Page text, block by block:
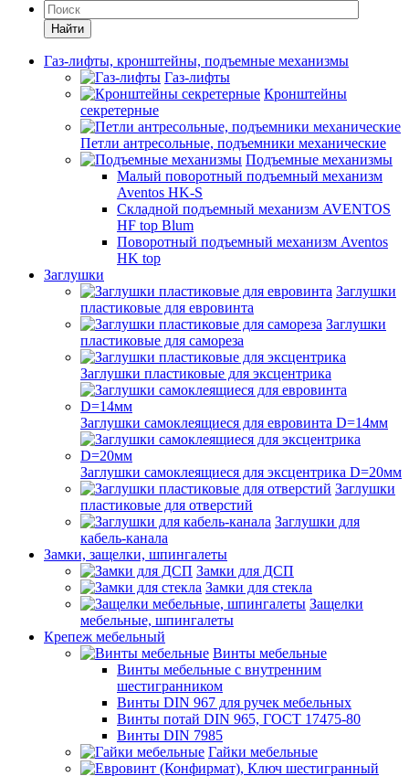
Найти
Газ-лифты, кронштейны, подъемные механизмы
Газ-лифты
Кронштейны
секретерные
Петли антресольные, подъемники механические
Подъемные механизмы
Малый поворотный подъемный механизм
Aventos HK-S
Складной подъемный механизм AVENTOS
HF top Blum
Поворотный подъемный механизм Aventos
HK top
Заглушки
Заглушки
пластиковые для евровинта
Заглушки
пластиковые для самореза
Заглушки пластиковые для эксцентрика
Заглушки самоклеящиеся для евровинта D=14мм
Заглушки самоклеящиеся для эксцентрика D=20мм
Заглушки
пластиковые для отверстий
Заглушки для
кабель-канала
Замки, защелки, шпингалеты
Замки для ДСП
Замки для стекла
Защелки
мебельные, шпингалеты
Крепеж мебельный
Винты мебельные
Винты мебельные с внутренним
шестигранником
Винты DIN 967 для ручек мебельных
Винты потай DIN 965, ГОСТ 17475-80
Винты DIN 7985
Гайки мебельные